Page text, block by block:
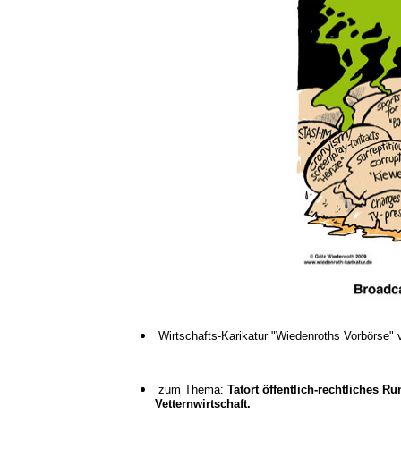
Wirtschafts-Karikatur "Wiedenroths Vorbörse"
zum Thema: Tatort öffentlich-rechtliches
Vetternwirtschaft.